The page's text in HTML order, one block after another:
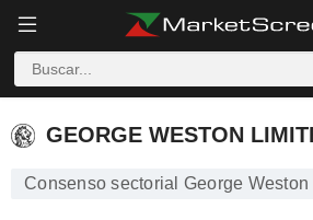
GEORGE WESTON LIMITED
GEORGE WESTON
Consenso sectorial George Weston